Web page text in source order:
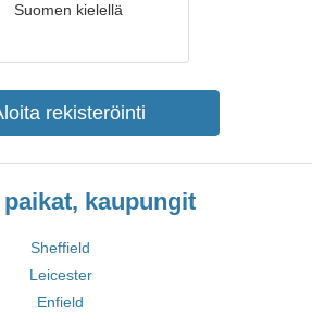
Suomen kielellä
rekisteröinti
paikat, kaupungit
Sheffield
Leicester
Enfield